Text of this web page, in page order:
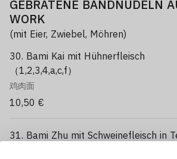
GEBRATENE BANDNUDELN
WORK
(mit Eier, Zwiebel, Möhren)
30. Bami Kai mit Hühnerfleisch
（1,2,3,4,a,c,f）
鸡肉面
10,50 €
31. Bami Zhu mit Schweinefleisch in